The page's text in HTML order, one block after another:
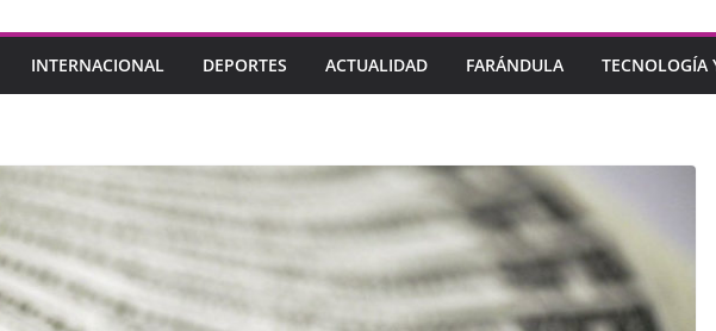
INTERNACIONAL DEPORTES ACTUALIDAD FARÁNDULA TECNOLOGÍA